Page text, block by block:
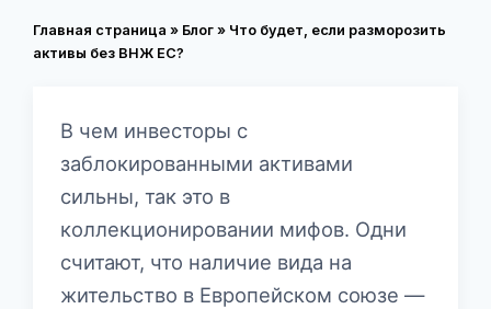
Главная страница » Блог » Что будет, если разморозить
активы без ВНЖ ЕС?
В чем инвесторы с
заблокированными активами
сильны, так это в
коллекционировании мифов. Одни
считают, что наличие вида на
жительство в Европейском союзе —